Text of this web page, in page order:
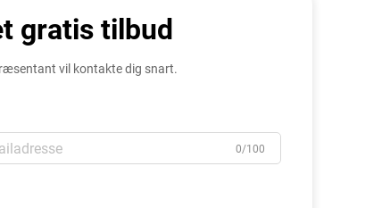
gratis tilbud
vil kontakte dig snart.
0/100